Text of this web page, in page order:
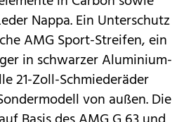
Nappa. Ein Unterschutz
AMG Sport-Streifen, ein
in schwarzer Aluminium-
21-Zoll-Schmiederäder
von außen. Die